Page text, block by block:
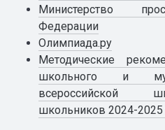
Министерство
Федерации
Олимпиада.ру
Методические
школьного и
всероссийской
школьников 2024-2025